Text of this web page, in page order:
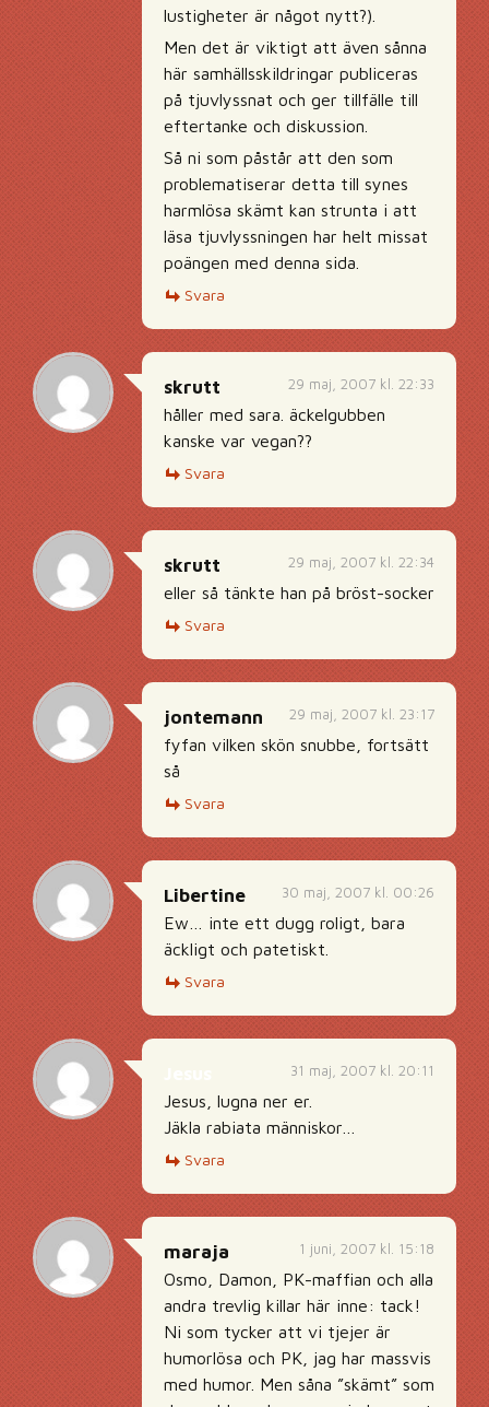
lustigheter är något nytt?).
Men det är viktigt att även sånna
här samhällsskildringar publiceras
på tjuvlyssnat och ger tillfälle till
eftertanke och diskussion.
Så ni som påstår att den som
problematiserar detta till synes
harmlösa skämt kan strunta i att
läsa tjuvlyssningen har helt missat
poängen med denna sida.
Svara
29 maj, 2007 kl. 22:33
skrutt
håller med sara. äckelgubben
kanske var vegan??
Svara
29 maj, 2007 kl. 22:34
skrutt
eller så tänkte han på bröst-socker
Svara
29 maj, 2007 kl. 23:17
jontemann
fyfan vilken skön snubbe, fortsätt
så
Svara
30 maj, 2007 kl. 00:26
Libertine
Ew… inte ett dugg roligt, bara
äckligt och patetiskt.
Svara
31 maj, 2007 kl. 20:11
Jesus, lugna ner er.
Jäkla rabiata människor…
Svara
1 juni, 2007 kl. 15:18
maraja
Osmo, Damon, PK-maffian och alla
andra trevlig killar här inne: tack!
Ni som tycker att vi tjejer är
humorlösa och PK, jag har massvis
med humor. Men såna ”skämt” som